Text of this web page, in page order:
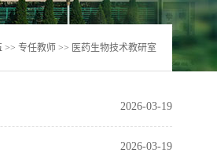
>> 专任教师 >> 医药生物技术教研室
2026-03-19
2026-03-19